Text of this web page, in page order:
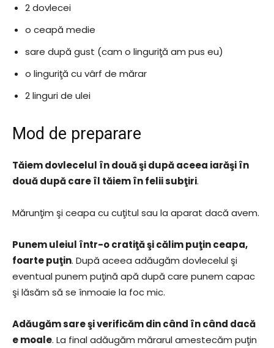
2 dovlecei
o ceapă medie
sare după gust (cam o linguriţă am pus eu)
o linguriţă cu vârf de mărar
2 linguri de ulei
Mod de preparare
Tăiem dovlecelul în două şi după aceea iarăşi în
două după care îl tăiem în felii subţiri.
Mărunţim şi ceapa cu cuţitul sau la aparat dacă avem.
Punem uleiul într-o cratiţă şi călim puţin ceapa,
foarte puţin. După aceea adăugăm dovlecelul şi
eventual punem puţină apă după care punem capac
şi lăsăm să se înmoaie la foc mic.
Adăugăm sare şi verificăm din când în când dacă
e moale. La final adăugăm mărarul amestecăm puţin